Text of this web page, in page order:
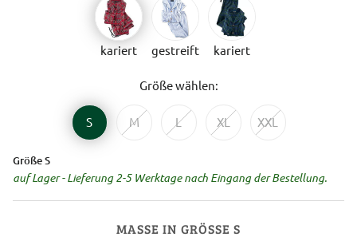
kariert gestreift kariert
Größe wählen:
S M L XL XXL
Größe S
auf Lager - Lieferung 2-5 Werktage nach Eingang der Bestellung.
MASSE IN GRÖSSE S